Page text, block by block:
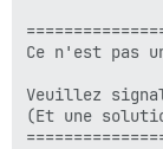
Ce n'est pas
Veuillez
(Et une